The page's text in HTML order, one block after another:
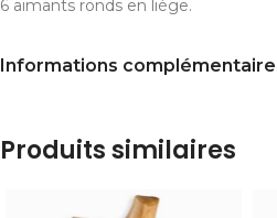
6 aimants ronds en liège.
Informations
Produits similaires